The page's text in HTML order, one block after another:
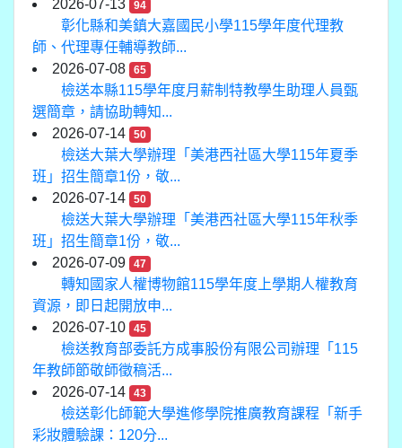
2026-07-13 94
彰化縣和美鎮大嘉國民小學115學年度代理教
師、代理專任輔導教師...
2026-07-08
65
檢送本縣115學年度月薪制特教學生助理人員甄
選簡章，請協助轉知...
2026-07-14
50
檢送大葉大學辦理「美港西社區大學115年夏季
班」招生簡章1份，敬...
2026-07-14
50
檢送大葉大學辦理「美港西社區大學115年秋季
班」招生簡章1份，敬...
2026-07-09
47
轉知國家人權博物館115學年度上學期人權教育
資源，即日起開放申...
2026-07-10
45
檢送教育部委託方成事股份有限公司辦理「115
年教師節敬師徵稿活...
2026-07-14
43
檢送彰化師範大學進修學院推廣教育課程「新手
彩妝體驗課：120分...